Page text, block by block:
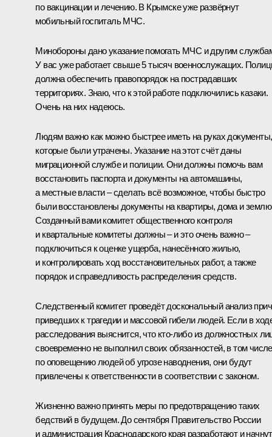
по вакцинации и лечению. В Крымске уже развёрнут
мобильный госпиталь МЧС.
Минобороны дано указание помогать МЧС и другим
У вас уже работает свыше 5 тысяч военнослужащих.
должна обеспечить правопорядок на пострадавших
территориях. Знаю, что к этой работе подключились казаки.
Очень на них надеюсь.
Людям важно как можно быстрее иметь на руках документы,
которые были утрачены. Указание на этот счёт даны
миграционной службе и полиции. Они должны помочь вам
восстановить паспорта и документы на автомашины,
а местные власти – сделать всё возможное, чтобы быстро
были восстановлены документы на квартиры, дома и
Созданный вами комитет общественного контроля
и квартальные комитеты должны – и это очень важно –
подключиться к оценке ущерба, нанесённого жилью,
и контролировать ход восстановительных работ, а также
порядок и справедливость распределения средств.
Следственный комитет проведёт доскональный анализ
приведших к трагедии и массовой гибели людей. Если в
расследования выяснится, что кто‑либо из должностных
своевременно не выполнил своих обязанностей, в том числе
по оповещению людей об угрозе наводнения, они будут
привлечены к ответственности в соответствии с законом.
Жизненно важно принять меры по предотвращению таких
бедствий в будущем. До сентября Правительство России
и администрация Краснодарского края разработают и начнут